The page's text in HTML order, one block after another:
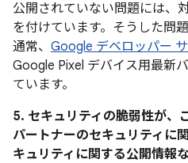
公開されていない問題には、
を付けています。そうした問
通常、 Google デベロッパー
Google Pixel デバイス用最新
ています。
5. セキュリティの脆弱性が、
パートナーのセキュリティに
キュリティに関する公開情報